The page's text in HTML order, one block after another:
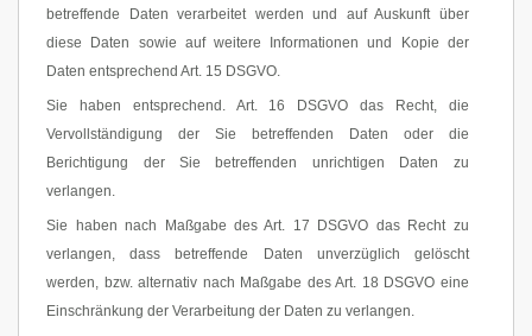
betreffende Daten verarbeitet werden und auf Auskunft über
diese Daten sowie auf weitere Informationen und Kopie der
Daten entsprechend Art. 15 DSGVO.
Sie haben entsprechend. Art. 16 DSGVO das Recht, die
Vervollständigung der Sie betreffenden Daten oder die
Berichtigung der Sie betreffenden unrichtigen Daten zu
verlangen.
Sie haben nach Maßgabe des Art. 17 DSGVO das Recht zu
verlangen, dass betreffende Daten unverzüglich gelöscht
werden, bzw. alternativ nach Maßgabe des Art. 18 DSGVO eine
Einschränkung der Verarbeitung der Daten zu verlangen.